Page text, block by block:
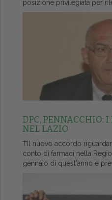
posizione privilegiata per
DPC, PENNACCHIO:
NEL LAZIO
ŤIl nuovo accordo
conto di farmaci nella
gennaio di quest'anno e